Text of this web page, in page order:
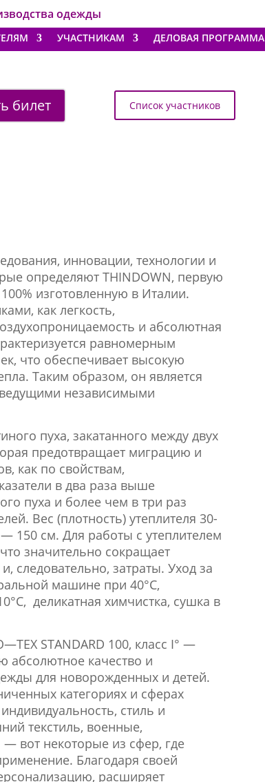
одежды
УЧАСТНИКАМ ДЕЛОВАЯ ПРОГРАММА
билет Список участников
инновации, технологии и
определяют THINDOWN, первую
изготовленную в Италии.
как легкость,
и абсолютная
равномерным
что обеспечивает высокую
Таким образом, он является
независимыми
пуха, закатанного между двух
предотвращает миграцию и
как по свойствам,
в два раза выше
пуха и более чем в три раз
Вес (плотность) утеплителя 30-
150 см. Для работы с утеплителем
значительно сокращает
следовательно, затраты. Уход за
машине при 40°С,
деликатная химчистка, сушка в
—TEX STANDARD 100, класс I° —
качество и
для новорожденных и детей.
категориях и сферах
стиль и
текстиль, военные,
вот некоторые из сфер, где
Благодаря своей
расширяет